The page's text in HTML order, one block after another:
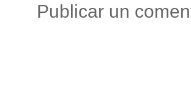
Publicar un